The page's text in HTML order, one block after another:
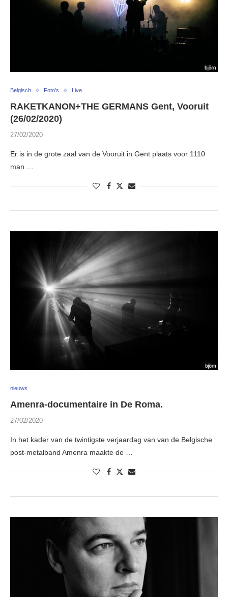
Belgisch Foto's Live
RAKETKANON+THE GERMANS Gent, Vooruit
(26/02/2020)
27/02/2020
Er is in de grote zaal van de Vooruit in Gent plaats voor 1110
man …
nieuws
Amenra-documentaire in De Roma.
27/02/2020
In het kader van de twintigste verjaardag van van de Belgische
post-metalband Amenra maakte de …